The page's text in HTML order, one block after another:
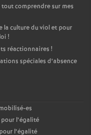
comprendre sur mes
la culture du viol et pour
!
réactionnaires !
spéciales d’absence
es
l’égalité
l’égalité